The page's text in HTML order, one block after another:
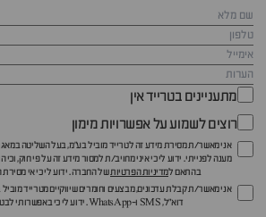
מתעניינים בטרייד אין
רוצים לשמוע על אפשרויות מימון
אני מאשר/ת מסירת מידע זה לטרייד מוביל בע"מ, בעל השליטה
מענה לפנייתי. ידוע לי כי איני מחויב/ת למסור מידע זה על פי חוק, וכי
בהתאם למדיניות הפרטיותשל החברה. ידוע לי כי אי
אני מאשר/ת קבלת עדכונים, מבצעים וחומרים שיווקיים מטרייד
דוא״ל, SMS ו-WhatsApp. ידוע לי כי באפשרותי לבטל הסכמה זו בכל עת.